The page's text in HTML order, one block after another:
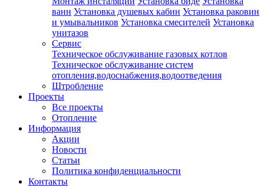
ванн Установка душевых кабин Установка раковин
и умывальников Установка смесителей Установка
унитазов
Сервис
Техническое обслуживание газовых котлов
Техническое обслуживание систем
отопления,водоснабжения,водоотведения
Штробление
Проекты
Все проекты
Отопление
Информация
Акции
Новости
Статьи
Политика конфиденциальности
Контакты